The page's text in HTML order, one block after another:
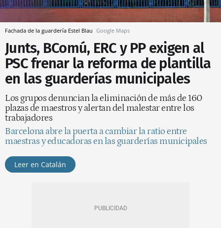
Fachada de la guardería Estel Blau Google Maps
Junts, BComú, ERC y PP exigen al
PSC frenar la reforma de plantilla
en las guarderías municipales
Los grupos denuncian la eliminación de más de 160
plazas de maestros y alertan del malestar entre los
trabajadores
Barcelona abre la puerta a cambiar la ratio entre
maestras y educadoras en las guarderías municipales
Leer en Catalán